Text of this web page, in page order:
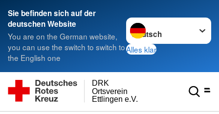
Sie befinden sich auf der
deutschen Website
You are on the German website,
you can use the switch to switch to
the English one
Sprache wechseln zu
Alles klar
Ettlingen e.V.
Ortsverein
DRK